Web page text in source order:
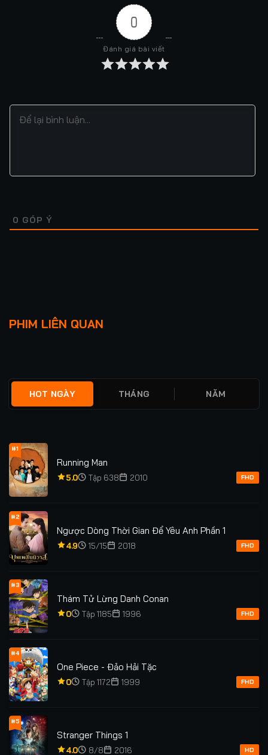
0
Đánh giá bài viết
0 GÓP Ý
PHIM LIÊN QUAN
NHỊP ĐIỆU THÙ HẬN
HOT NGÀY THÁNG NĂM
#1
Running Man
5.0 Tập 638 2010 FHD
#2
Ngược Dòng Thời Gian Để Yêu Anh Phần 1
4.9 15/15 2018 FHD
#3
Thám Tử Lừng Danh Conan
0 Tập 1185 1996 FHD
#4
One Piece - Đảo Hải Tặc
0 Tập 1172 1999 FHD
#5
Stranger Things 1
4.0 8/8 2016 HD